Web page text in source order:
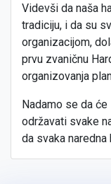
Videvši da naša
tradiciju, i da su
organizacijom,
prvu zvaničnu
organizovanja
Nadamo se da
održavati svake
da svaka